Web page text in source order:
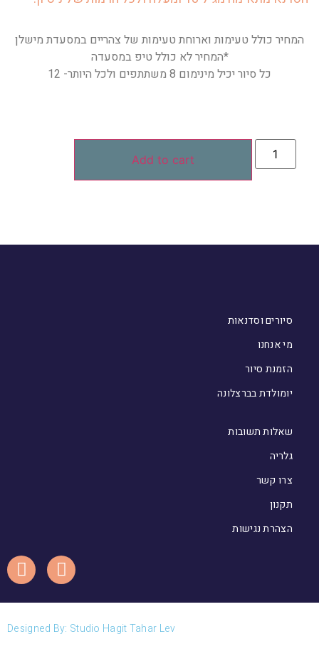
המחיר כולל טעימות וארוחת טעימות של צהריים במסעדת מישלן
*המחיר לא כולל טיפ במסעדה
כל סיור יכיל מינימום 8 משתתפים ולכל היותר- 12
Add to cart
סיורים וסדנאות
מי אנחנו
הזמנת סיור
יומולדת בברצלונה
שאלות תשובות
גלריה
צרו קשר
תקנון
הצהרת נגישות
Designed By: Studio Hagit Tahar Lev